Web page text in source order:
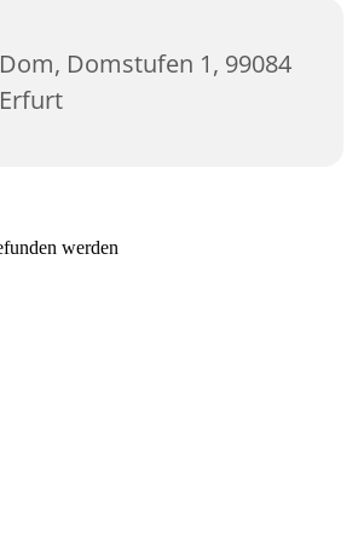
Dom, Domstufen 1, 99084
Erfurt